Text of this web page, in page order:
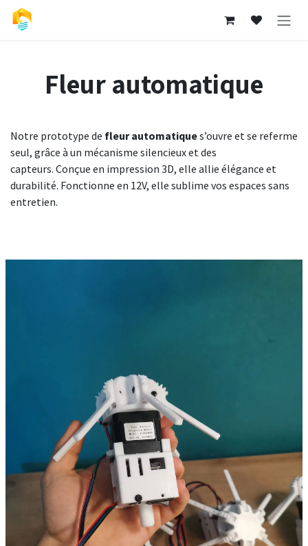
Se rendre au contenu
Fleur automatique
Notre prototype de fleur automatiques’ouvre et se referme
seul, grâce à un mécanisme silencieux et des
capteurs. Conçue en impression 3D, elle allie élégance et
durabilité. Fonctionne en 12V, elle sublime vos espaces sans
entretien.